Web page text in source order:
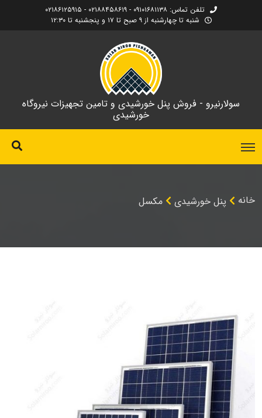
تلفن تماس: ۰۹۱۰۱۶۸۱۱۳۸ - ۰۲۱۸۸۴۵۸۶۱۹ - ۰۲۱۸۶۱۲۵۹۱۵
شنبه تا چهارشنبه از ۹ صبح تا ۱۷ و پنجشنبه تا ۱۲:۳۰
سولارنیرو - فروش پنل خورشیدی و تامین تجهیزات نیروگاه
خورشیدی
خانه پنل خورشیدی مکسل